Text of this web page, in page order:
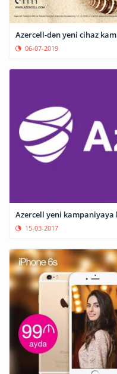
Azercell-dən yeni cihaz
06-07-2019
Azercell yeni kampaniyaya
15-03-2017